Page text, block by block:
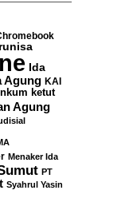
Ida
Agung KAI
ketut
Agung
Menaker Ida
PT
Syahrul Yasin